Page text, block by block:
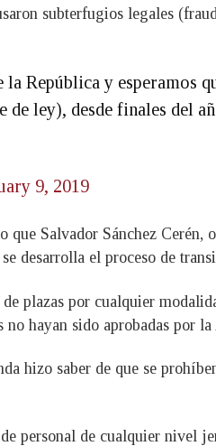
subterfugios legales
República y esperamos
ley), desde finales del
9, 2019
Salvador Sánchez
desarrolla el proceso de
plazas por cualquier
no hayan sido aprobadas por
hizo saber de que se
personal de cualquier nivel